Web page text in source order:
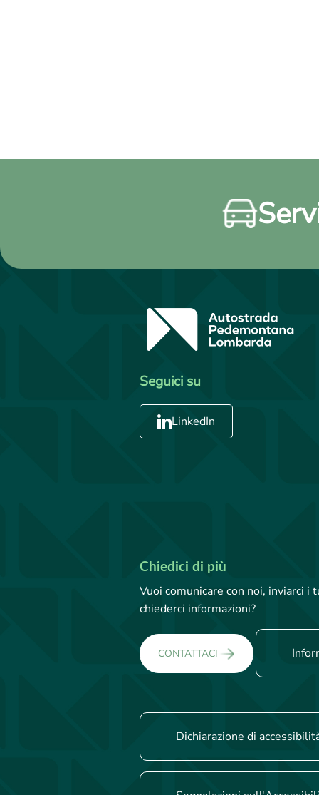
Seguici su
LinkedIn
Chiedici di più
Vuoi comunicare con noi, inviarci
chiederci informazioni?
CONTATTACI
Dichiarazione di